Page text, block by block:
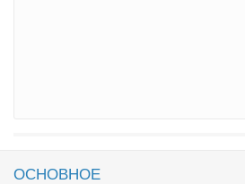
ОСНОВНОЕ